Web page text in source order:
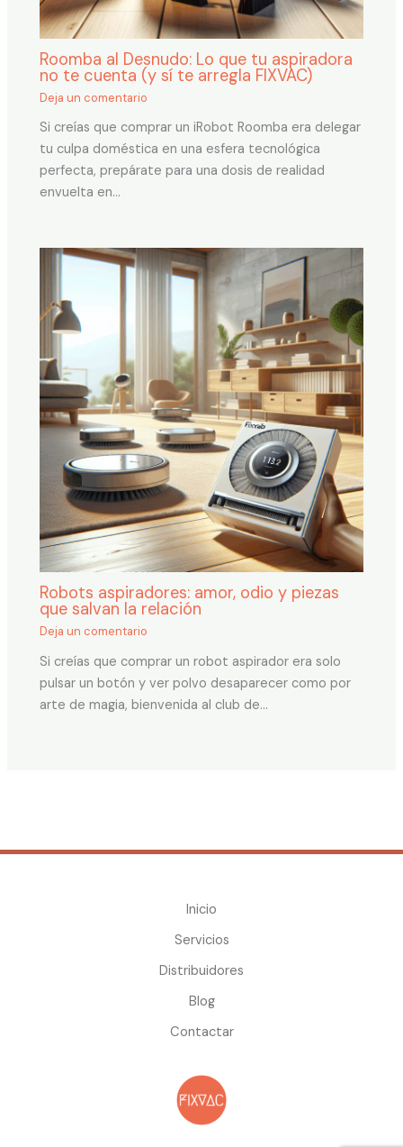
Roomba al Desnudo: Lo que tu aspiradora
no te cuenta (y sí te arregla FIXVAC)
Deja un comentario
Si creías que comprar un iRobot Roomba era delegar
tu culpa doméstica en una esfera tecnológica
perfecta, prepárate para una dosis de realidad
envuelta en…
Robots aspiradores: amor, odio y piezas
que salvan la relación
Deja un comentario
Si creías que comprar un robot aspirador era solo
pulsar un botón y ver polvo desaparecer como por
arte de magia, bienvenida al club de…
Inicio
Servicios
Distribuidores
Blog
Contactar